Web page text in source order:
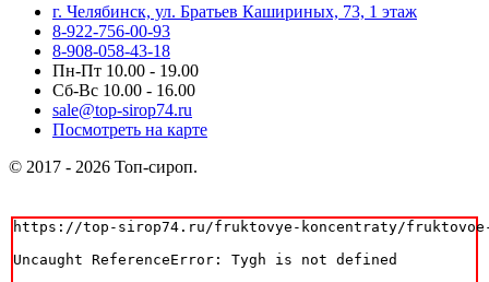
г. Челябинск, ул. Братьев Кашириных, 73, 1 этаж
8-922-756-00-93
8-908-058-43-18
Пн-Пт 10.00 - 19.00
Сб-Вс 10.00 - 16.00
sale@top-sirop74.ru
Посмотреть на карте
© 2017 - 2026 Топ-сироп.
https://top-sirop74.ru/fruktovye-koncentraty/fruktovoe-
Uncaught ReferenceError: Tygh is not defined